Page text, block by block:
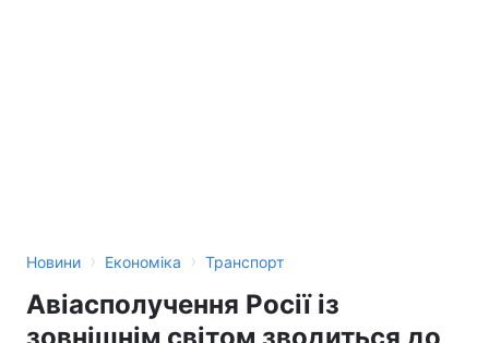
Новини › Економіка › Транспорт
Авіасполучення Росії із